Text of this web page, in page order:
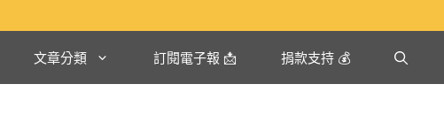
文章分類 訂閱電子報 📩 捐款支持 💰